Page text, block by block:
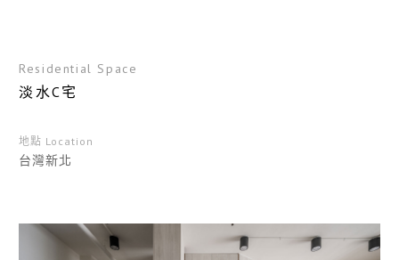
Residential Space
淡水C宅
地點 Location
台灣新北